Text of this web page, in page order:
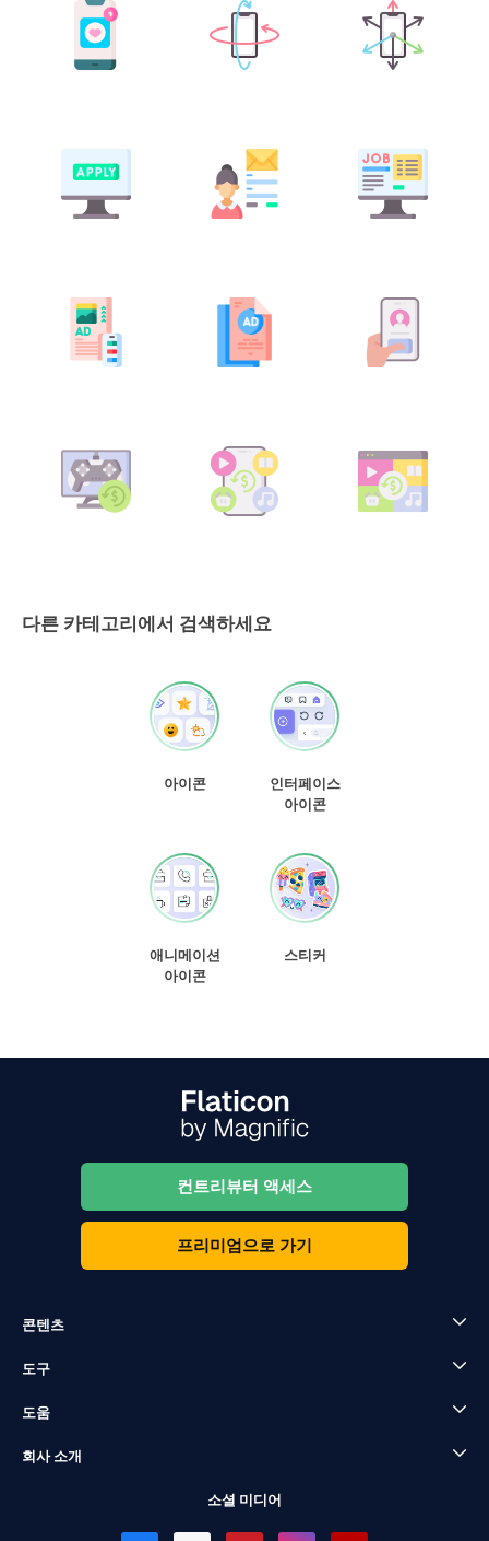
다른 카테고리에서 검색하세요
아이콘
인터페이스
아이콘
애니메이션
아이콘
스티커
컨트리뷰터 액세스
프리미엄으로 가기
콘텐츠
도구
도움
회사 소개
소셜 미디어